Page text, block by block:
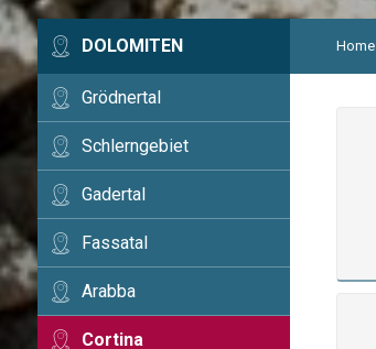
DOLOMITEN
Grödnertal
Schlerngebiet
Gadertal
Fassatal
Arabba
Cortina
Home